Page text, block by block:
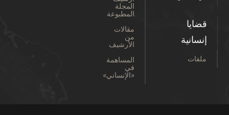
قضايا
إنسانية
ملفات
المجلة
المطبوعة
مقالات
من
الأرشيف
المساهمة
في
«الإنساني»